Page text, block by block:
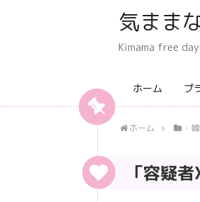
気まま
Kimama free
ホーム プ
ホーム ・
「容疑